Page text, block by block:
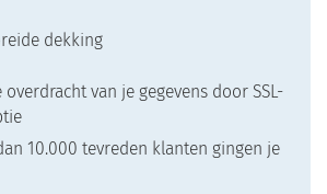
dekking
overdracht van je gegevens door SSL-
10.000 tevreden klanten gingen je